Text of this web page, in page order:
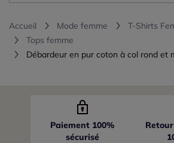
Accueil Mode femme
T-Shirts
Tops femme
Débardeur en pur coton à col rond et
Paiement 100%
sécurisé